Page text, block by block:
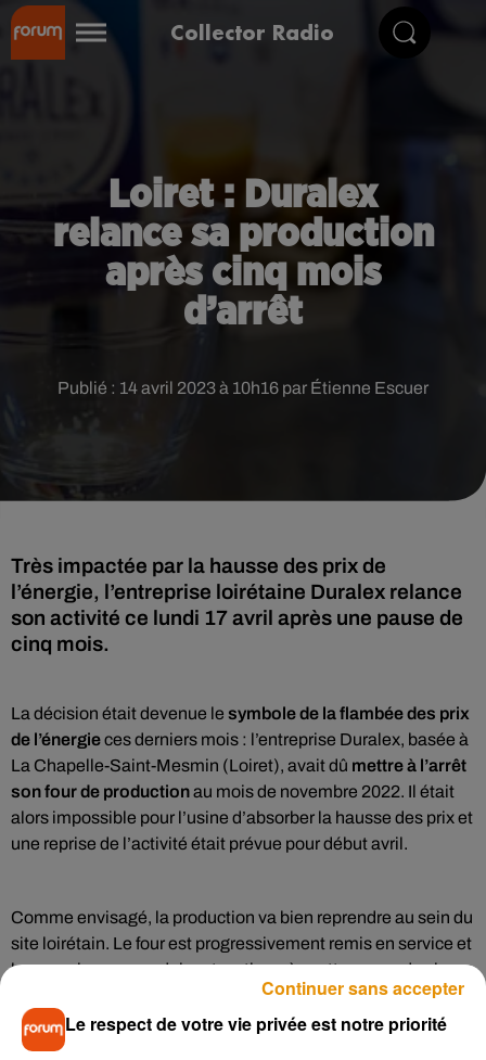
Collector Radio
Loiret : Duralex
relance sa production
après cinq mois
d’arrêt
Publié : 14 avril 2023 à 10h16 par Étienne Escuer
Très impactée par la hausse des prix de
l’énergie, l’entreprise loirétaine Duralex relance
son activité ce lundi 17 avril après une pause de
cinq mois.
La décision était devenue le symbole de la flambée des prix
de l’énergieces derniers mois : l’entreprise Duralex, basée à
La Chapelle-Saint-Mesmin (Loiret), avait dû mettre à l’arrêt
son four de productionau mois de novembre 2022. Il était
alors impossible pour l’usine d’absorber la hausse des prix et
une reprise de l’activité était prévue pour début avril.
Comme envisagé, la production va bien reprendre au sein du
site loirétain. Le four est progressivement remis en service et
les premiers verres doivent sortir après cette pause de cinq
mois qui a mis près de 250 salariés au chômage partiel.Le
ministre de l’Industrie, Roland Lescure, est attendu sur
place ce lundi 17 avril
Le respect de votre vie privée est notre priorité
Continuer sans accepter